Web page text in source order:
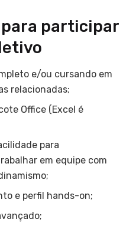
participar
e/ou cursando em
relacionadas;
Office (Excel é
para
em equipe com
e perfil hands-on;